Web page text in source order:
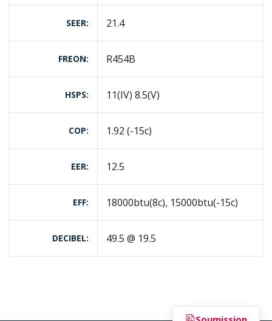
SEER 21.4
FREON R454B
HSPS 11(IV) 8.5(V)
COP 1.92 (-15c)
EER 12.5
EFF 18000btu(8c), 15000btu(-15c)
DECIBEL 49.5 @ 19.5